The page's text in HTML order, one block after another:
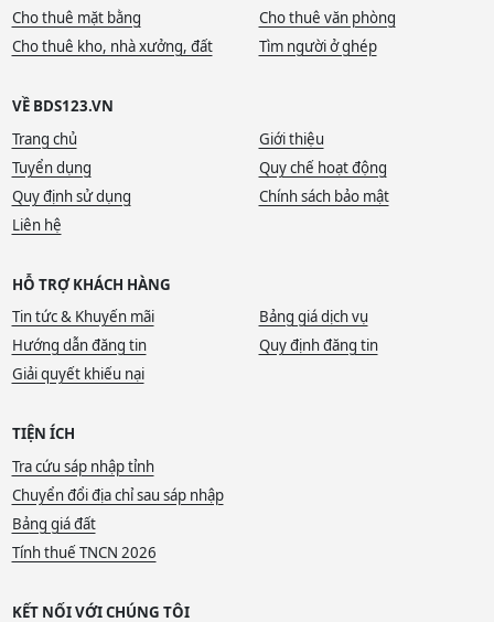
Cho thuê mặt bằng
Cho thuê văn phòng
Cho thuê kho, nhà xưởng, đất
Tìm người ở ghép
VỀ BDS123.VN
Trang chủ
Giới thiệu
Tuyển dụng
Quy chế hoạt động
Quy định sử dụng
Chính sách bảo mật
Liên hệ
HỖ TRỢ KHÁCH HÀNG
Tin tức & Khuyến mãi
Bảng giá dịch vụ
Hướng dẫn đăng tin
Quy định đăng tin
Giải quyết khiếu nại
TIỆN ÍCH
Tra cứu sáp nhập tỉnh
Chuyển đổi địa chỉ sau sáp nhập
Bảng giá đất
Tính thuế TNCN 2026
KẾT NỐI VỚI CHÚNG TÔI